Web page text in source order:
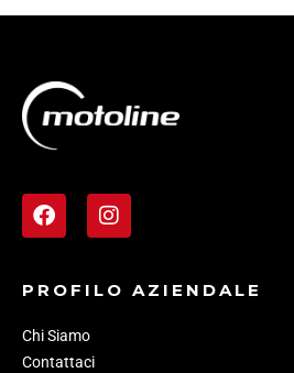
PROFILO AZIENDALE
Chi Siamo
Contattaci